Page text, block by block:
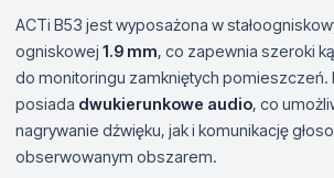
ACTi B53 jest wyposażona w
ogniskowej 1.9 mm, co zapewnia szeroki
do monitoringu zamkniętych pomieszczeń.
posiada dwukierunkowe audio, co
nagrywanie dźwięku, jak i komunikację
obserwowanym obszarem.